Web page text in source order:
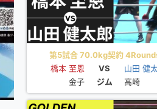
第5試合 70.0kg契約
橋本 至恩
VS
山田 健
金子
ジム 高崎